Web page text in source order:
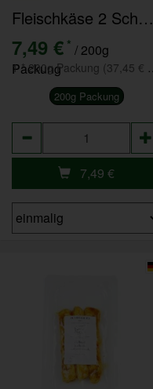
Fleischkäse 2 Scheiben
7,49 € * / 200g
Packung
200g Packung
7,49 €